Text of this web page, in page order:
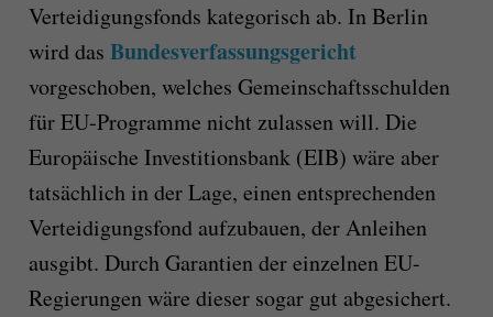
Verteidigungsfonds kategorisch ab. In Berlin
wird das Bundesverfassungsgericht
vorgeschoben, welches Gemeinschaftsschulden
für EU-Programme nicht zulassen will. Die
Europäische Investitionsbank (EIB) wäre aber
tatsächlich in der Lage, einen entsprechenden
Verteidigungsfond aufzubauen, der Anleihen
ausgibt. Durch Garantien der einzelnen EU-
Regierungen wäre dieser sogar gut abgesichert.